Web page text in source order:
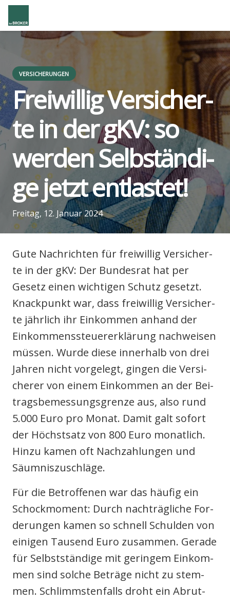
VERSICHERUNGEN
Frei­wil­lig Ver­si­cher­
te in der gKV: so
wer­den Selb­stän­di­
ge jetzt ent­las­tet!
Freitag, 12. Januar 2024
Gute Nach­rich­ten für frei­wil­lig Ver­si­cher­
te in der gKV: Der Bun­des­rat hat per
Gesetz einen wich­ti­gen Schutz gesetzt.
Knack­punkt war, dass frei­wil­lig Ver­si­cher­
te jähr­lich ihr Ein­kom­men anhand der
Ein­kom­mens­steu­er­erklä­rung nach­wei­sen
müs­sen. Wur­de die­se inner­halb von drei
Jah­ren nicht vor­ge­legt, gin­gen die Ver­si­
che­rer von einem Ein­kom­men an der Bei­
trags­be­mes­sungs­gren­ze aus, also rund
5.000 Euro pro Monat. Damit galt sofort
der Höchst­satz von 800 Euro monat­lich.
Hin­zu kamen oft Nach­zah­lun­gen und
Säum­nis­zu­schlä­ge.
Für die Betrof­fe­nen war das häu­fig ein
Schock­mo­ment: Durch nach­träg­li­che For­
de­run­gen kamen so schnell Schul­den von
eini­gen Tau­send Euro zusam­men. Gera­de
für Selbst­stän­di­ge mit gerin­gem Ein­kom­
men sind sol­che Beträ­ge nicht zu stem­
men. Schlimms­ten­falls droht ein Abrut­